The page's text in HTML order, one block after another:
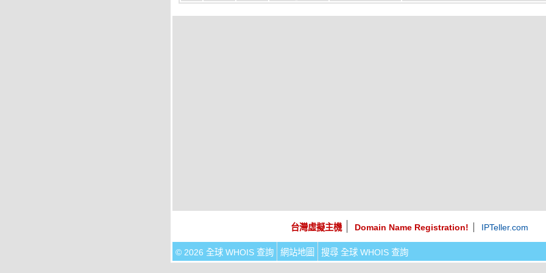
台灣虛擬主機 Domain Name Registration! IPTeller.com
© 2026 全球 WHOIS 查詢 網站地圖 搜尋 全球 WHOIS 查詢